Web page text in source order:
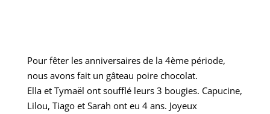
Pour fêter les anniversaires de la 4ème période,
nous avons fait un gâteau poire chocolat.
Ella et Tymaël ont soufflé leurs 3 bougies. Capucine,
Lilou, Tiago et Sarah ont eu 4 ans. Joyeux